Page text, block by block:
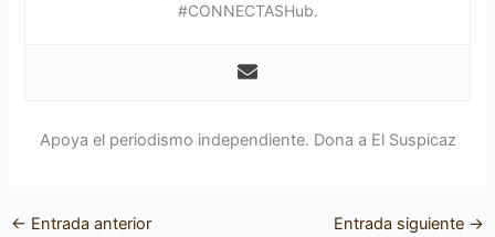
#CONNECTASHub.
Apoya el periodismo independiente. Dona a El Suspicaz
← Entrada anterior Entrada siguiente →